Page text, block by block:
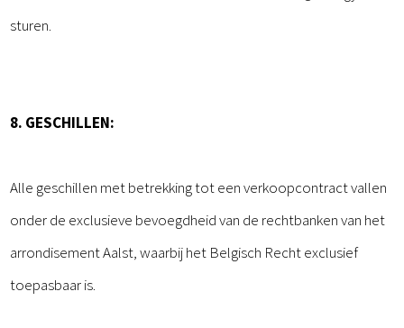
sturen.
8. GESCHILLEN:
Alle geschillen met betrekking tot een verkoopcontract vallen
onder de exclusieve bevoegdheid van de rechtbanken van het
arrondisement Aalst, waarbij het Belgisch Recht exclusief
toepasbaar is.